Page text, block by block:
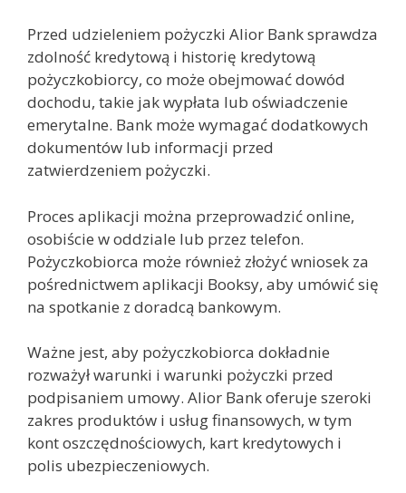
Przed udzieleniem pożyczki Alior Bank sprawdza
zdolność kredytową i historię kredytową
pożyczkobiorcy, co może obejmować dowód
dochodu, takie jak wypłata lub oświadczenie
emerytalne. Bank może wymagać dodatkowych
dokumentów lub informacji przed
zatwierdzeniem pożyczki.
Proces aplikacji można przeprowadzić online,
osobiście w oddziale lub przez telefon.
Pożyczkobiorca może również złożyć wniosek za
pośrednictwem aplikacji Booksy, aby umówić się
na spotkanie z doradcą bankowym.
Ważne jest, aby pożyczkobiorca dokładnie
rozważył warunki i warunki pożyczki przed
podpisaniem umowy. Alior Bank oferuje szeroki
zakres produktów i usług finansowych, w tym
kont oszczędnościowych, kart kredytowych i
polis ubezpieczeniowych.